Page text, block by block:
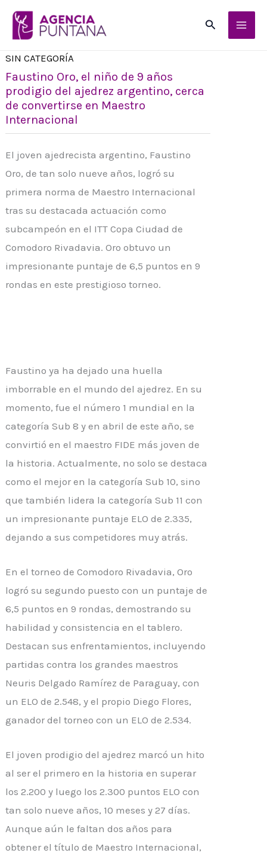
Buscar
SIN CATEGORÍA
Faustino Oro, el niño de 9 años
prodigio del ajedrez argentino, cerca
de convertirse en Maestro
Internacional
El joven ajedrecista argentino, Faustino
Oro, de tan solo nueve años, logró su
primera norma de Maestro Internacional
tras su destacada actuación como
subcampeón en el ITT Copa Ciudad de
Comodoro Rivadavia. Oro obtuvo un
impresionante puntaje de 6,5 puntos en 9
rondas en este prestigioso torneo.
Faustino ya ha dejado una huella
imborrable en el mundo del ajedrez. En su
momento, fue el número 1 mundial en la
categoría Sub 8 y en abril de este año, se
convirtió en el maestro FIDE más joven de
la historia. Actualmente, no solo se destaca
como el mejor en la categoría Sub 10, sino
que también lidera la categoría Sub 11 con
un impresionante puntaje ELO de 2.335,
dejando a sus competidores muy atrás.
En el torneo de Comodoro Rivadavia, Oro
logró su segundo puesto con un puntaje de
6,5 puntos en 9 rondas, demostrando su
habilidad y consistencia en el tablero.
Destacan sus enfrentamientos, incluyendo
partidas contra los grandes maestros
Neuris Delgado Ramírez de Paraguay, con
un ELO de 2.548, y el propio Diego Flores,
ganador del torneo con un ELO de 2.534.
El joven prodigio del ajedrez marcó un hito
al ser el primero en la historia en superar
los 2.200 y luego los 2.300 puntos ELO con
tan solo nueve años, 10 meses y 27 días.
Aunque aún le faltan dos años para
obtener el título de Maestro Internacional,